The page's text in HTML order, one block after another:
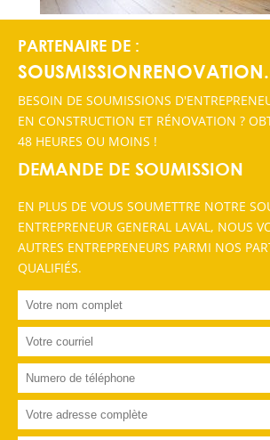
PARTENAIRE DE :
BESOIN DE SOUMISSIONS
EN CONSTRUCTION ET RÉNOVATION ?
48 HEURES OU MOINS !
DEMANDE DE SOUMISSION
EN PLUS DE VOUS SOUMETTRE NOTRE
ENTREPRENEUR GENERAL LAVAL, NOUS
AUTRES ENTREPRENEURS PARMI NOS
QUALIFIÉS.